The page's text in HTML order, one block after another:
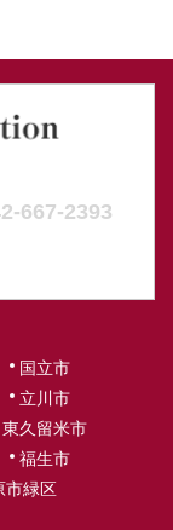
2022年4
月
月
2022年1
月
2022年1
月
667-2393
国立市
立川市
東久留米市
福生市
市緑区